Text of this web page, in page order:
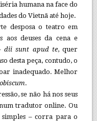
humana na face do
do Vietnã até hoje.
desposa o teatro em
aos deuses da cena e
dii sunt apud te, quer
desta peça, contudo, o
inadequado. Melhor
.
se não há nos seus
tradutor online. Ou
– corra para o